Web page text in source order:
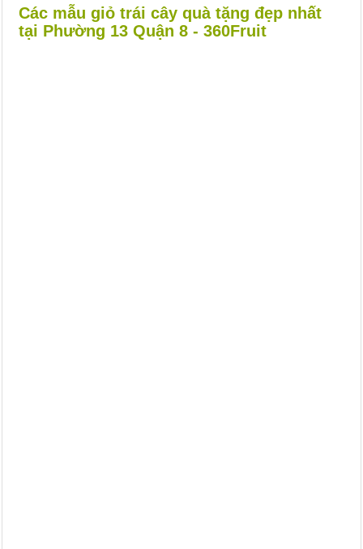
Các mẫu giỏ trái cây quà tặng đẹp nhất
tại Phường 13 Quận 8 - 360Fruit